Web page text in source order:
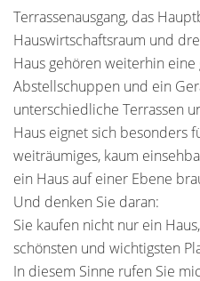
Terrassenausgang, das
Hauswirtschaftsraum und
Haus gehören weiterhin eine
Abstellschuppen und ein
unterschiedliche Terrassen
Haus eignet sich besonders
weiträumiges, kaum
ein Haus auf einer Ebene
Und denken Sie daran:
Sie kaufen nicht nur ein
schönsten und wichtigsten
In diesem Sinne rufen Sie